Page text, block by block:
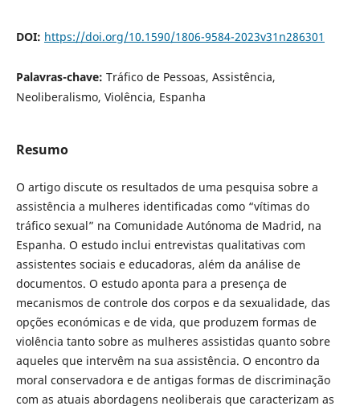
DOI: https://doi.org/10.1590/1806-9584-2023v31n286301
Palavras-chave: Tráfico de Pessoas, Assistência,
Neoliberalismo, Violência, Espanha
Resumo
O artigo discute os resultados de uma pesquisa sobre a
assistência a mulheres identificadas como “vítimas do
tráfico sexual” na Comunidade Autónoma de Madrid, na
Espanha. O estudo inclui entrevistas qualitativas com
assistentes sociais e educadoras, além da análise de
documentos. O estudo aponta para a presença de
mecanismos de controle dos corpos e da sexualidade, das
opções económicas e de vida, que produzem formas de
violência tanto sobre as mulheres assistidas quanto sobre
aqueles que intervêm na sua assistência. O encontro da
moral conservadora e de antigas formas de discriminação
com as atuais abordagens neoliberais que caracterizam as